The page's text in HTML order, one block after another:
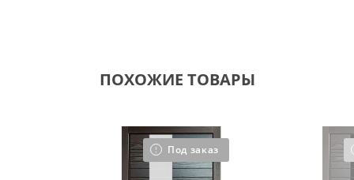
ПОХОЖИЕ ТОВАРЫ
Под заказ